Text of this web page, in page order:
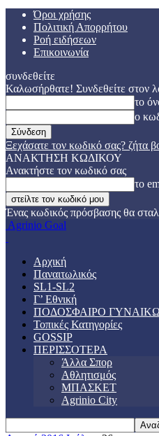
Όροι χρήσης
Πολιτική Απορρήτου
Ροή ειδήσεων
Επικοινωνία
συνδεθείτε
Καλωσήρθατε! Συνδεθείτε στον
το
ο
Ξεχάσατε τον κωδικό σας? ζήτα
ΑΝΑΚΤΗΣΗ ΚΩΔΙΚΟΥ
Ανακτήστε τον κωδικό σας
το
Ένας κωδικός πρόσβασης θα
Agrinio Goal
Αρχική
Παναιτωλικός
SL1-SL2
Γ’ Εθνική
ΠΟΔΟΣΦΑΙΡΟ
Τοπικές Κατηγορίες
GOSSIP
ΠΕΡΙΣΣΟΤΕΡΑ
Άλλα Σπορ
Αθλητισμός
ΜΠΑΣΚΕΤ
Agrinio City